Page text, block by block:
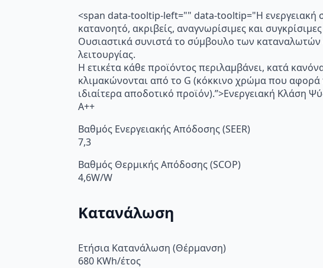
<span data-tooltip-left="" data-tooltip="Η ενεργειακή
κατανοητό, ακριβείς, αναγνωρίσιμες και
Ουσιαστικά συνιστά το σύμβουλο των καταναλωτών
λειτουργίας.
Η ετικέτα κάθε προϊόντος περιλαμβάνει, κατά
κλιμακώνονται από το G (κόκκινο χρώμα που
ιδιαίτερα αποδοτικό προϊόν).”>Ενεργειακή Κλάση
A++
Βαθμός Ενεργειακής Απόδοσης (SEER)
7,3
Βαθμός Θερμικής Απόδοσης (SCOP)
4,6W/W
Κατανάλωση
Ετήσια Κατανάλωση (Θέρμανση)
680 KWh/έτος